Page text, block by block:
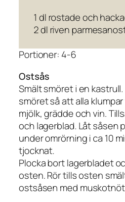
1 dl rostade och
2 dl riven
Portioner: 4-6
Ostsås
Smält smöret i en
smöret så att alla
mjölk, grädde och vin.
och lagerblad. Låt såsen
under omrörning i ca 10
tjocknat.
Plocka bort lagerbladet
osten. Rör tills osten
ostsåsen med